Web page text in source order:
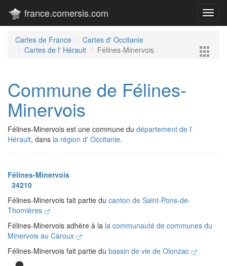
france.comersis.com
Cartes de France
Cartes d' Occitanie
Cartes de l' Hérault
Félines-Minervois
Commune de Félines-
Minervois
Félines-Minervois est une commune du département de l'
Hérault, dans la région d' Occitanie.
Félines-Minervois
34210
Félines-Minervois fait partie du canton de Saint-Pons-de-
Thomières
Félines-Minervois adhère à la la communauté de communes du
Minervois au Caroux
Félines-Minervois fait partie du bassin de vie de Olonzac